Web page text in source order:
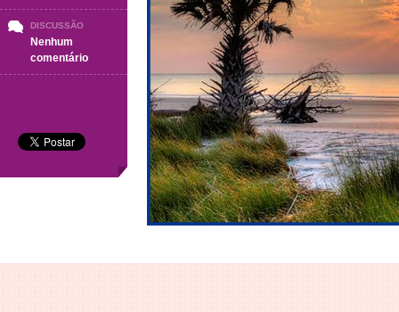
DISCUSSÃO
Nenhum
comentárioem
BOA